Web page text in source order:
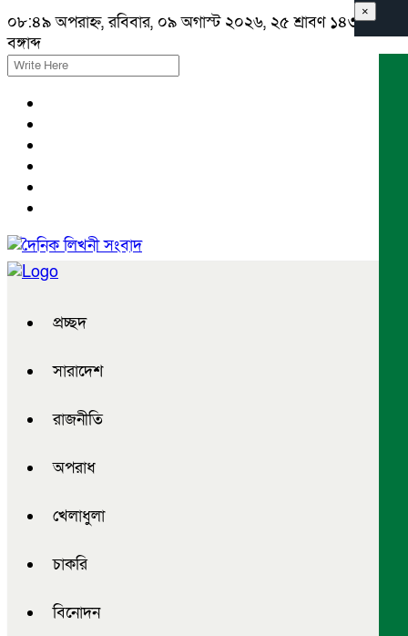
০৮:৪৯ অপরাহ্ন, রবিবার, ০৯ অগাস্ট ২০২৬, ২৫ শ্রাবণ ১৪৩৩
বঙ্গাব্দ
প্রচ্ছদ
সারাদেশ
রাজনীতি
অপরাধ
খেলাধুলা
চাকরি
বিনোদন
×